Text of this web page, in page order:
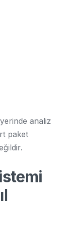
analiz
paket